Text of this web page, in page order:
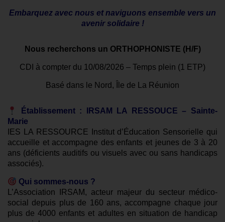
Embarquez avec nous et naviguons ensemble vers un
avenir solidaire !
Nous recherchons un ORTHOPHONISTE (H/F)
CDI à compter du 10/08/2026 – Temps plein (1 ETP)
Basé dans le Nord, Île de La Réunion
Établissement : IRSAM LA RESSOUCE – Sainte-
Marie
IES LA RESSOURCE Institut d’Éducation Sensorielle qui
accueille et accompagne des enfants et jeunes de 3 à 20
ans (déficients auditifs ou visuels avec ou sans handicaps
associés).
Qui sommes-nous ?
L’Association IRSAM, acteur majeur du secteur médico-
social depuis plus de 160 ans, accompagne chaque jour
plus de 4000 enfants et adultes en situation de handicap